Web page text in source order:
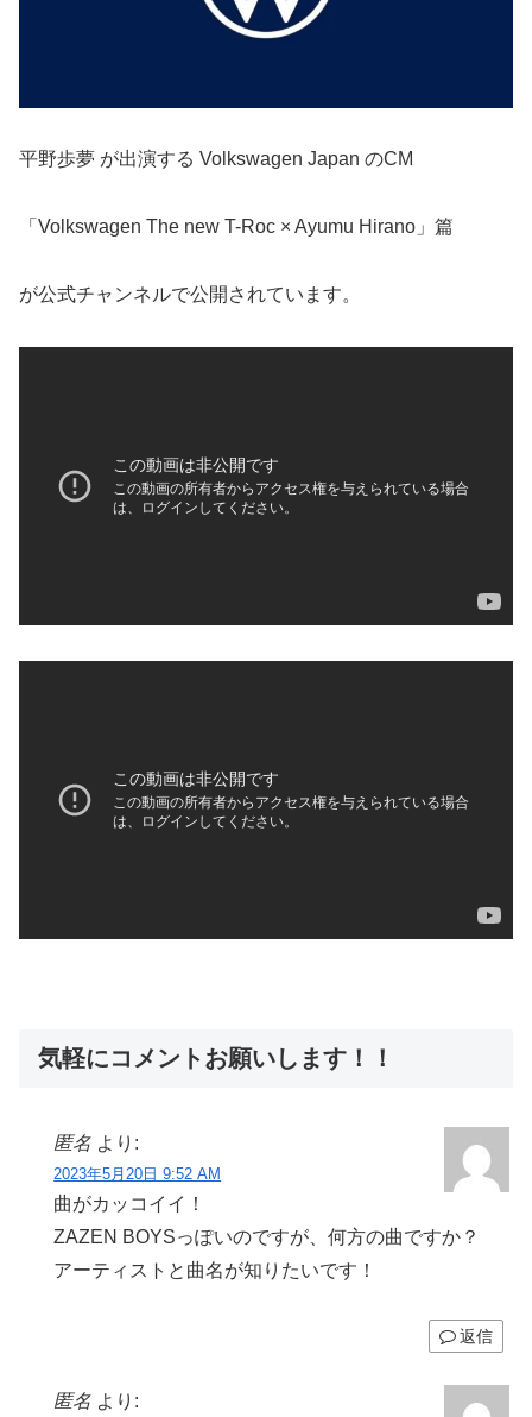
平野歩夢 が出演する Volkswagen Japan のCM
「Volkswagen The new T-Roc × Ayumu Hirano」篇
が公式チャンネルで公開されています。
気軽にコメントお願いします！！
匿名 より:
2023年5月20日 9:52 AM
曲がカッコイイ！
ZAZEN BOYSっぽいのですが、何方の曲ですか？
アーティストと曲名が知りたいです！
返信
匿名 より: